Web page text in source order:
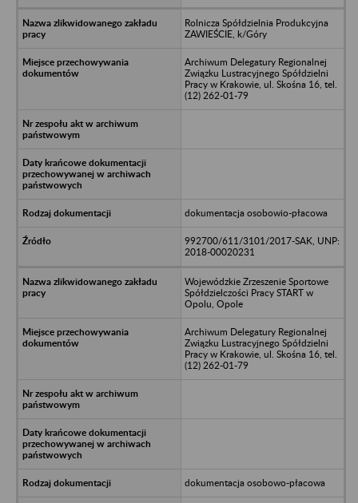
Rolnicza Spółdzielnia Produkcyjna
ZAWIEŚCIE, k/Góry
Archiwum Delegatury Regionalnej
Związku Lustracyjnego Spółdzielni
Pracy w Krakowie, ul. Skośna 16, tel.
(12) 262-01-79
dokumentacja osobowio-płacowa
992700/611/3101/2017-SAK, UNP:
2018-00020231
Wojewódzkie Zrzeszenie Sportowe
Spółdzielczości Pracy START w
Opolu, Opole
Archiwum Delegatury Regionalnej
Związku Lustracyjnego Spółdzielni
Pracy w Krakowie, ul. Skośna 16, tel.
(12) 262-01-79
dokumentacja osobowo-płacowa